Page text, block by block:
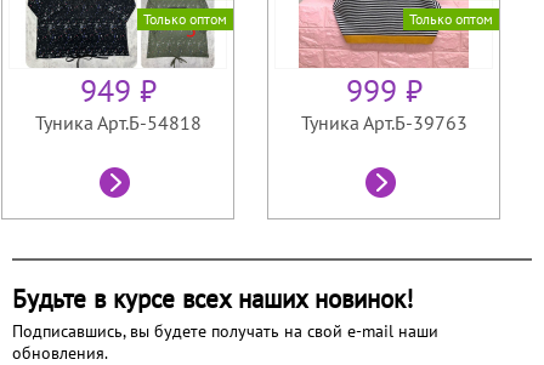
Только оптом
949 ₽
Туника Арт.Б-54818
Только оптом
999 ₽
Туника Арт.Б-39763
Будьте в курсе всех наших новинок!
Подписавшись, вы будете получать на свой e-mail наши
обновления.